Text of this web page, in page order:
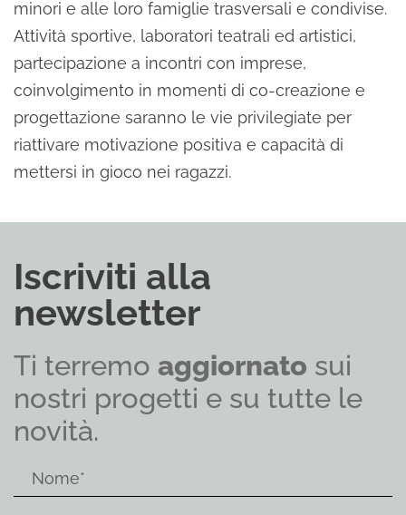
minori e alle loro famiglie trasversali e condivise.
Attività sportive, laboratori teatrali ed artistici,
partecipazione a incontri con imprese,
coinvolgimento in momenti di co-creazione e
progettazione saranno le vie privilegiate per
riattivare motivazione positiva e capacità di
mettersi in gioco nei ragazzi.
Iscriviti alla
newsletter
Ti terremo aggiornato sui
nostri progetti e su tutte le
novità.